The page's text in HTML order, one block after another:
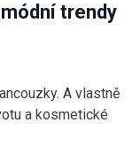
trendy
A vlastně
a kosmetické